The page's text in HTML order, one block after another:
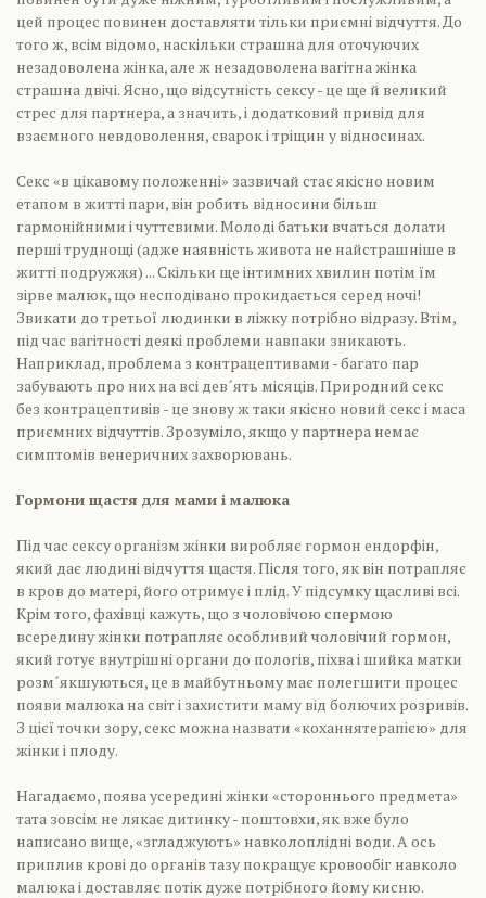
цей процес повинен доставляти тільки приємні відчуття. До
того ж, всім відомо, наскільки страшна для оточуючих
незадоволена жінка, але ж незадоволена вагітна жінка
страшна двічі. Ясно, що відсутність сексу - це ще й великий
стрес для партнера, а значить, і додатковий привід для
взаємного невдоволення, сварок і тріщин у відносинах.
Секс «в цікавому положенні» зазвичай стає якісно новим
етапом в житті пари, він робить відносини більш
гармонійними і чуттєвими. Молоді батьки вчаться долати
перші труднощі (адже наявність живота не найстрашніше в
житті подружжя) ... Скільки ще інтимних хвилин потім їм
зірве малюк, що несподівано прокидається серед ночі!
Звикати до третьої людинки в ліжку потрібно відразу. Втім,
під час вагітності деякі проблеми навпаки зникають.
Наприклад, проблема з контрацептивами - багато пар
забувають про них на всі дев´ять місяців. Природний секс
без контрацептивів - це знову ж таки якісно новий секс і маса
приємних відчуттів. Зрозуміло, якщо у партнера немає
симптомів венеричних захворювань.
Гормони щастя для мами і малюка
Під час сексу організм жінки виробляє гормон ендорфін,
який дає людині відчуття щастя. Після того, як він потрапляє
в кров до матері, його отримує і плід. У підсумку щасливі всі.
Крім того, фахівці кажуть, що з чоловічою спермою
всередину жінки потрапляє особливий чоловічий гормон,
який готує внутрішні органи до пологів, піхва і шийка матки
розм´якшуються, це в майбутньому має полегшити процес
появи малюка на світ і захистити маму від болючих розривів.
З цієї точки зору, секс можна назвати «коханнятерапією» для
жінки і плоду.
Нагадаємо, поява усередині жінки «стороннього предмета»
тата зовсім не лякає дитинку - поштовхи, як вже було
написано вище, «згладжують» навколоплідні води. А ось
приплив крові до органів тазу покращує кровообіг навколо
малюка і доставляє потік дуже потрібного йому кисню.